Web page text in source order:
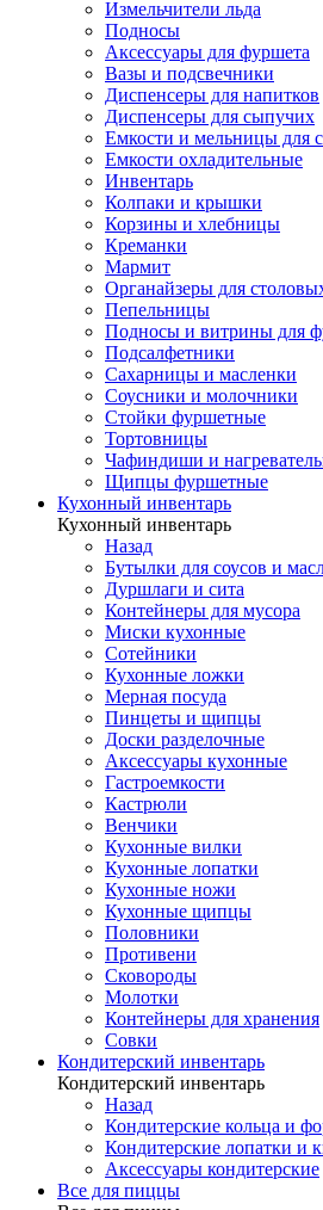
Измельчители льда
Подносы
Аксессуары для фуршета
Вазы и подсвечники
Диспенсеры для напитков
Диспенсеры для сыпучих
Емкости и мельницы для
Емкости охладительные
Инвентарь
Колпаки и крышки
Корзины и хлебницы
Креманки
Мармит
Органайзеры для
Пепельницы
Подносы и витрины для
Подсалфетники
Сахарницы и масленки
Соусники и молочники
Стойки фуршетные
Тортовницы
Чафиндиши и
Щипцы фуршетные
Кухонный инвентарь
Кухонный инвентарь
Назад
Бутылки для соусов и
Дуршлаги и сита
Контейнеры для мусора
Миски кухонные
Сотейники
Кухонные ложки
Мерная посуда
Пинцеты и щипцы
Доски разделочные
Аксессуары кухонные
Гастроемкости
Кастрюли
Венчики
Кухонные вилки
Кухонные лопатки
Кухонные ножи
Кухонные щипцы
Половники
Противени
Сковороды
Молотки
Контейнеры для хранения
Совки
Кондитерский инвентарь
Кондитерский инвентарь
Назад
Кондитерские кольца и
Кондитерские лопатки и
Аксессуары кондитерские
Все для пиццы